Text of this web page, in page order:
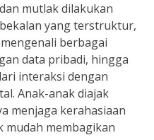
mutlak dilakukan
yang terstruktur,
berbagai
data pribadi, hingga
interaksi dengan
Anak-anak diajak
menjaga kerahasiaan
membagikan